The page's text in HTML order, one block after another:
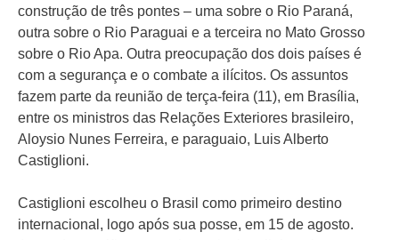
construção de três pontes – uma sobre o Rio Paraná,
outra sobre o Rio Paraguai e a terceira no Mato Grosso
sobre o Rio Apa. Outra preocupação dos dois países é
com a segurança e o combate a ilícitos. Os assuntos
fazem parte da reunião de terça-feira (11), em Brasília,
entre os ministros das Relações Exteriores brasileiro,
Aloysio Nunes Ferreira, e paraguaio, Luis Alberto
Castiglioni.
Castiglioni escolheu o Brasil como primeiro destino
internacional, logo após sua posse, em 15 de agosto.